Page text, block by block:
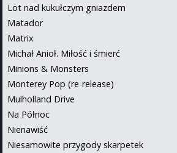
Lot nad kukułczym gniazdem
Matador
Matrix
Michał Anioł. Miłość i śmierć
Minions & Monsters
Monterey Pop (re-release)
Mulholland Drive
Na Północ
Nienawiść
Niesamowite przygody skarpetek